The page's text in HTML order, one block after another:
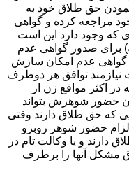
نمودن حق طلاق خود به
مراجعه کرده و گواهی
که وجود دارد این است
برای صدور گواهی عدم
گواهی عدم امکان سازش
نیازمند توافق هر دوطرف
اکثر مواقع زن از
حضور شوهرش بتواند
که حق طلاق دارند وقتی
الزام حضور شوهر روبرو
دارند و یا وکالت تام در
مشکل آنها را برطرف